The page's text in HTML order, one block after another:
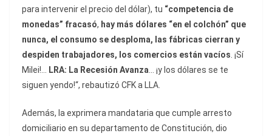
para intervenir el precio del dólar), tu “competencia de
monedas” fracasó, hay más dólares “en el colchón” que
nunca, el consumo se desploma, las fábricas cierran y
despiden trabajadores, los comercios están vacíos. ¡Sí
Milei!… LRA: La Recesión Avanza… ¡y los dólares se te
siguen yendo!“, rebautizó CFK a LLA.
Además, la exprimera mandataria que cumple arresto
domiciliario en su departamento de Constitución, dio